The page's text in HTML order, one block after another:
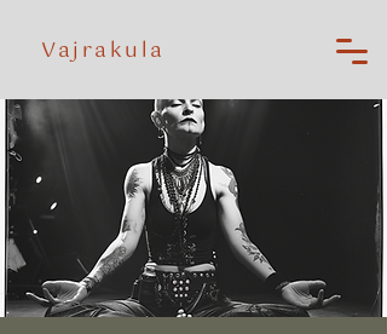
Vajrakula